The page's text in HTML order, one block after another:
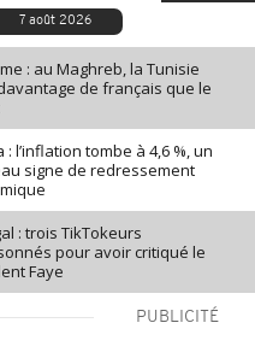
7 août 2026
: au Maghreb, la Tunisie
de français que le
: l’inflation tombe à 4,6 %, un
signe de redressement
: trois TikTokeurs
pour avoir critiqué le
Faye
PUBLICITÉ